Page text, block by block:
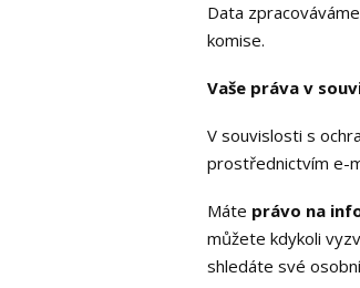
Data
komise.
Vaše práva v
V souvislosti s
prostřednictvím e-
Máte právo na
můžete kdykoli
shledáte své